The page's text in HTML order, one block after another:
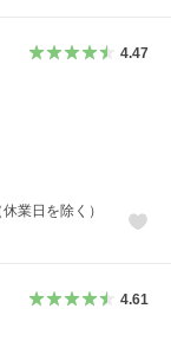
4.47
業日を除く）
4.61